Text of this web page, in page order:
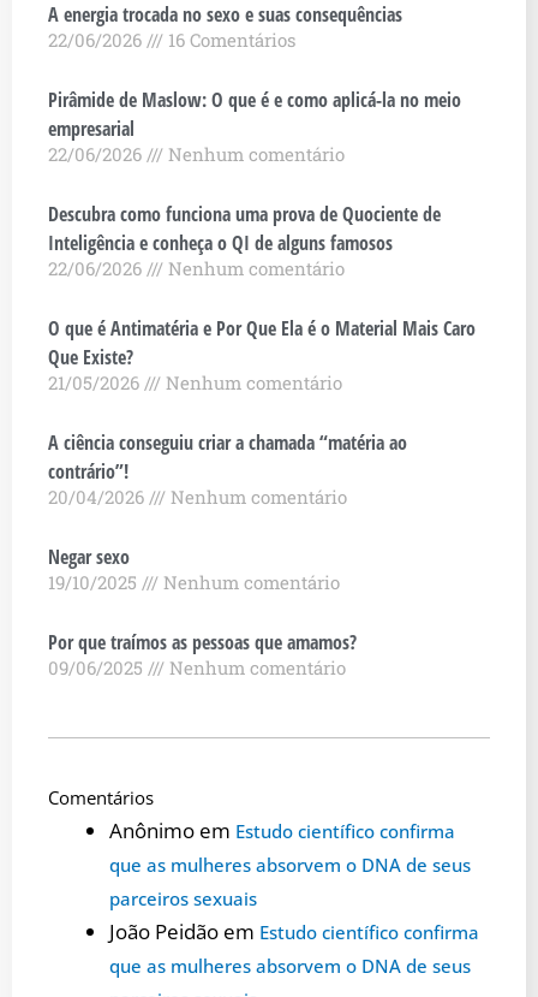
A energia trocada no sexo e suas consequências
22/06/2026 16 Comentários
Pirâmide de Maslow: O que é e como aplicá-la no meio
empresarial
22/06/2026 Nenhum comentário
Descubra como funciona uma prova de Quociente de
Inteligência e conheça o QI de alguns famosos
22/06/2026 Nenhum comentário
O que é Antimatéria e Por Que Ela é o Material Mais Caro
Que Existe?
21/05/2026 Nenhum comentário
A ciência conseguiu criar a chamada “matéria ao
contrário”!
20/04/2026 Nenhum comentário
Negar sexo
19/10/2025 Nenhum comentário
Por que traímos as pessoas que amamos?
09/06/2025 Nenhum comentário
Comentários
Anônimo em Estudo científico confirma
que as mulheres absorvem o DNA de seus
parceiros sexuais
João Peidão em Estudo científico confirma
que as mulheres absorvem o DNA de seus